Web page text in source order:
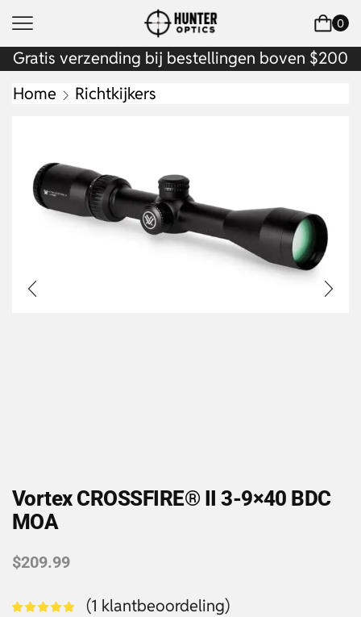
0
Gratis verzending bij bestellingen boven $200
Home
Richtkijkers
Vortex CROSSFIRE® II 3-9×40 BDC
MOA
$209.99
(1 klantbeoordeling)